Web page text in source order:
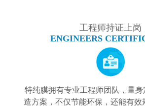
工程师持证上岗
ENGINEERS
特纯膜拥有专业工程师团队，量身
造方案，不仅节能环保，还能有效